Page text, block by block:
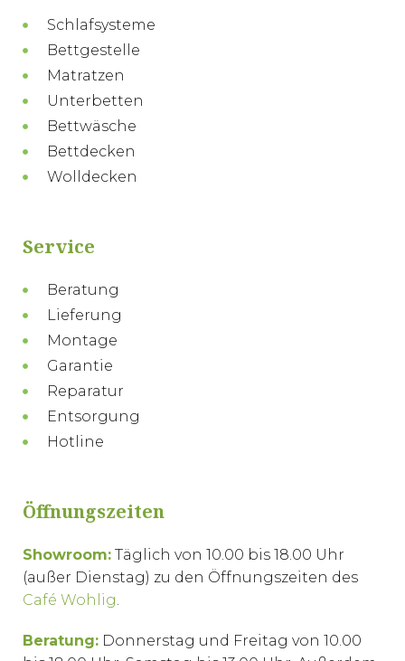
Schlafsysteme
Bettgestelle
Matratzen
Unterbetten
Bettwäsche
Bettdecken
Wolldecken
Service
Beratung
Lieferung
Montage
Garantie
Reparatur
Entsorgung
Hotline
Öffnungszeiten
Showroom: Täglich von 10.00 bis 18.00 Uhr
(außer Dienstag) zu den Öffnungszeiten des
Café Wohlig.
Beratung: Donnerstag und Freitag von 10.00